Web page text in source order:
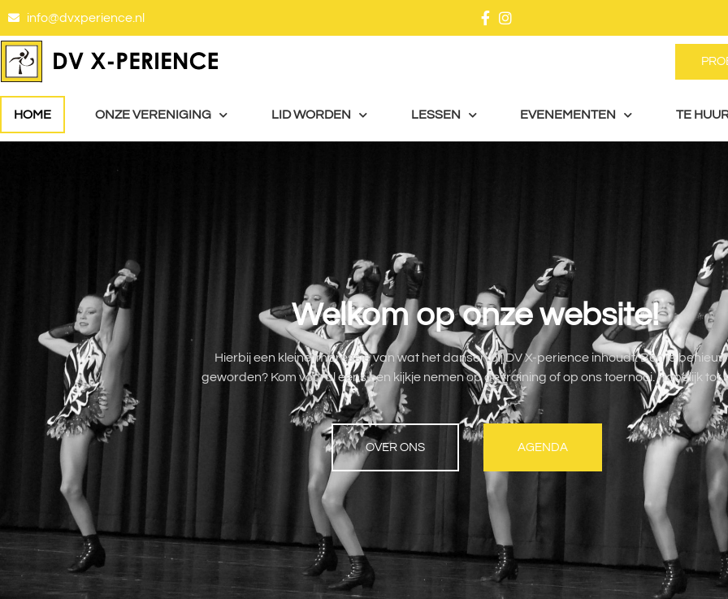
info@dvxperience.nl
HOME ONZE VERENIGING LID WORDEN LESSEN EVENEMENTEN TE
Welkom op onze website!
Hierbij een kleine impressie van wat het dansen bij DV X-perience inhoudt. Ben je
geworden? Kom vooral eens een kijkje nemen op de training of op ons toernooi. Hopelijk tot
OVER ONS AGENDA